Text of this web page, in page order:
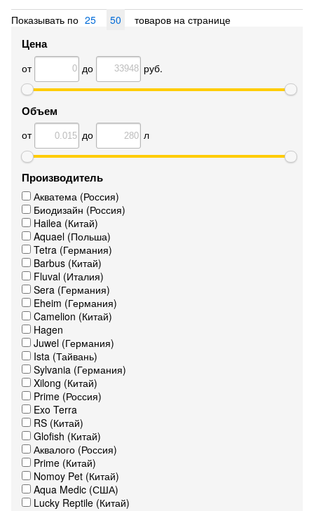
Показывать по 25 50 товаров на странице
Цена
от до руб.
Объем
от до л
Производитель
Акватема (Россия)
Биодизайн (Россия)
Hailea (Китай)
Aquael (Польша)
Tetra (Германия)
Barbus (Китай)
Fluval (Италия)
Sera (Германия)
Eheim (Германия)
Camelion (Китай)
Hagen
Juwel (Германия)
Ista (Тайвань)
Sylvania (Германия)
Xilong (Китай)
Prime (Россия)
Exo Terra
RS (Китай)
Glofish (Китай)
Аквалого (Россия)
Prime (Китай)
Nomoy Pet (Китай)
Aqua Medic (США)
Lucky Reptile (Китай)